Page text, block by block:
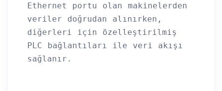
Ethernet portu olan makinelerden
veriler doğrudan alınırken,
diğerleri için özelleştirilmiş
PLC bağlantıları ile veri akışı
sağlanır.